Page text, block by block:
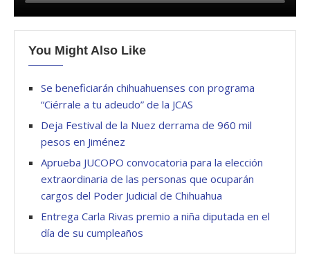
You Might Also Like
Se beneficiarán chihuahuenses con programa
“Ciérrale a tu adeudo” de la JCAS
Deja Festival de la Nuez derrama de 960 mil
pesos en Jiménez
Aprueba JUCOPO convocatoria para la elección
extraordinaria de las personas que ocuparán
cargos del Poder Judicial de Chihuahua
Entrega Carla Rivas premio a niña diputada en el
día de su cumpleaños